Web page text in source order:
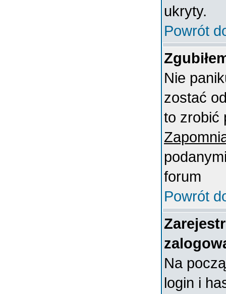
ukryty.
Powrót
Nie
zostać
to zrobić
forum
Powrót
Na
login i